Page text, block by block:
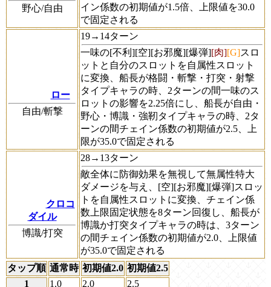
野心/自由
イン係数の初期値が1.5倍、上限値を30.0
で固定される
ロー
自由/斬撃
19→14ターン
一味の[不利][空][お邪魔][爆弾][肉][G]スロ
ットと自分のスロットを自属性スロット
に変換、船長が格闘・斬撃・打突・射撃
タイプキャラの時、2ターンの間一味のス
ロットの影響を2.25倍にし、船長が自由・
野心・博識・強靭タイプキャラの時、2タ
ーンの間チェイン係数の初期値が2.5、上
限が35.0で固定される
クロコ
ダイル
博識/打突
28→13ターン
敵全体に防御効果を無視して無属性特大
ダメージを与え、[空][お邪魔][爆弾]スロッ
トを自属性スロットに変換、チェイン係
数上限固定状態を8ターン回復し、船長が
博識か打突タイプキャラの時は、3ターン
の間チェイン係数の初期値が2.0、上限値
が35.0で固定される
タップ順 通常時 初期値2.0 初期値2.5
1
1.0 2.0 2.5